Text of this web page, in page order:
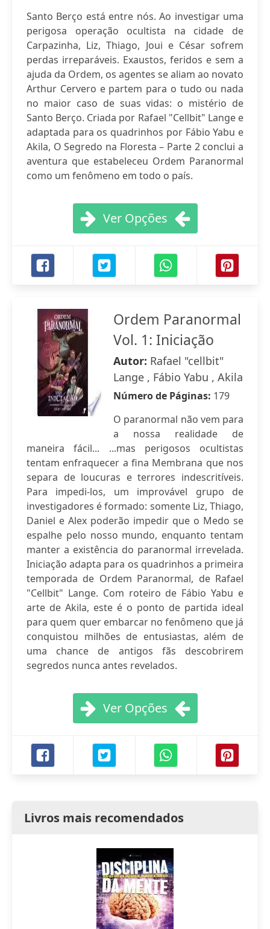
Santo Berço está entre nós. Ao investigar uma
perigosa operação ocultista na cidade de
Carpazinha, Liz, Thiago, Joui e César sofrem
perdas irreparáveis. Exaustos, feridos e sem a
ajuda da Ordem, os agentes se aliam ao novato
Arthur Cervero e partem para o tudo ou nada
no maior caso de suas vidas: o mistério de
Santo Berço. Criada por Rafael "Cellbit" Lange e
adaptada para os quadrinhos por Fábio Yabu e
Akila, O Segredo na Floresta – Parte 2 conclui a
aventura que estabeleceu Ordem Paranormal
como um fenômeno em todo o país.
Ver Opções
Ordem Paranormal
Vol. 1: Iniciação
Autor: Rafael "cellbit"
Lange , Fábio Yabu , Akila
Número de Páginas: 179
O paranormal não vem para
a nossa realidade de
maneira fácil... ...mas perigosos ocultistas
tentam enfraquecer a fina Membrana que nos
separa de loucuras e terrores indescritíveis.
Para impedi-los, um improvável grupo de
investigadores é formado: somente Liz, Thiago,
Daniel e Alex poderão impedir que o Medo se
espalhe pelo nosso mundo, enquanto tentam
manter a existência do paranormal irrevelada.
Iniciação adapta para os quadrinhos a primeira
temporada de Ordem Paranormal, de Rafael
"Cellbit" Lange. Com roteiro de Fábio Yabu e
arte de Akila, este é o ponto de partida ideal
para quem quer embarcar no fenômeno que já
conquistou milhões de entusiastas, além de
uma chance de antigos fãs descobrirem
segredos nunca antes revelados.
Ver Opções
Livros mais recomendados